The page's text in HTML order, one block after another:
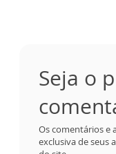
Seja o
Os comentários e
exclusiva de seus